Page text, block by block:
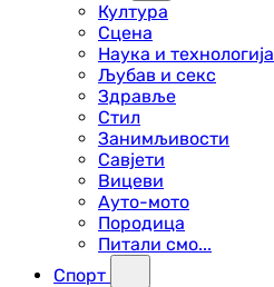
Култура
Сцена
Наука и технологија
Љубав и секс
Здравље
Стил
Занимљивости
Савјети
Вицеви
Ауто-мото
Породица
Питали смо...
Спорт